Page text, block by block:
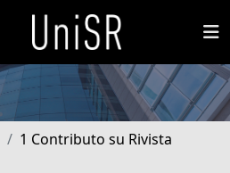
1 Contributo su Rivista